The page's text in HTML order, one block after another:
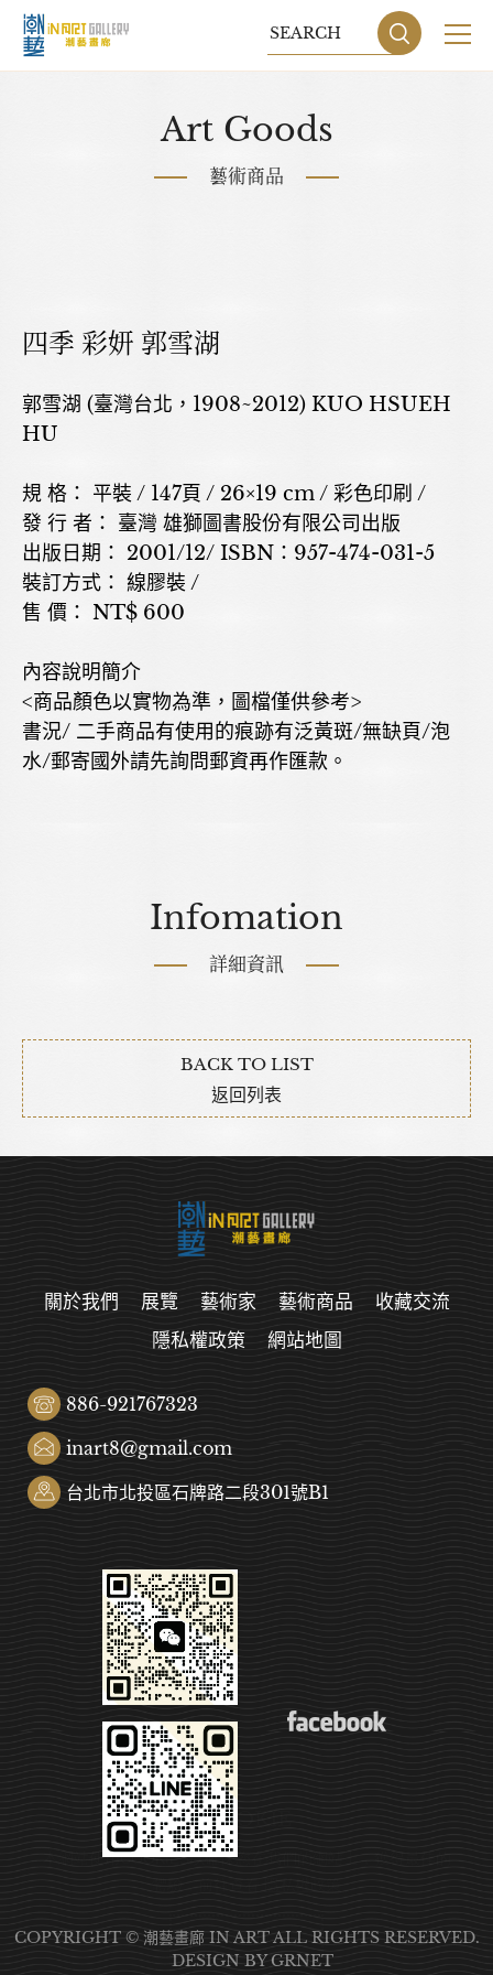
COOKIE
本網站使用COOKIES以確保您在我們的網站上，獲得最佳的
GOT IT
網站地圖 隱私權政策
Art Goods
藝術商品
四季 彩妍 郭雪湖
郭雪湖 (臺灣台北，1908~2012) KUO HSUEH
HU
規 格： 平裝 / 147頁 / 26×19 cm / 彩色印刷 /
發 行 者： 臺灣 雄獅圖書股份有限公司出版
出版日期： 2001/12/ ISBN：957-474-031-5
裝訂方式： 線膠裝 /
售 價： NT$ 600
內容說明簡介
<商品顏色以實物為準，圖檔僅供參考>
書況/ 二手商品有使用的痕跡有泛黃斑/無缺頁/泡
水/郵寄國外請先詢問郵資再作匯款。
Infomation
詳細資訊
BACK TO LIST
返回列表
關於我們 展覽 藝術家 藝術商品
收藏交流
隱私權政策
網站地圖
886-921767323
inart8@gmail.com
台北市北投區石牌路二段301號B1
COPYRIGHT © 潮藝畫廊 IN ART ALL RIGHTS RESERVED.
DESIGN BY GRNET